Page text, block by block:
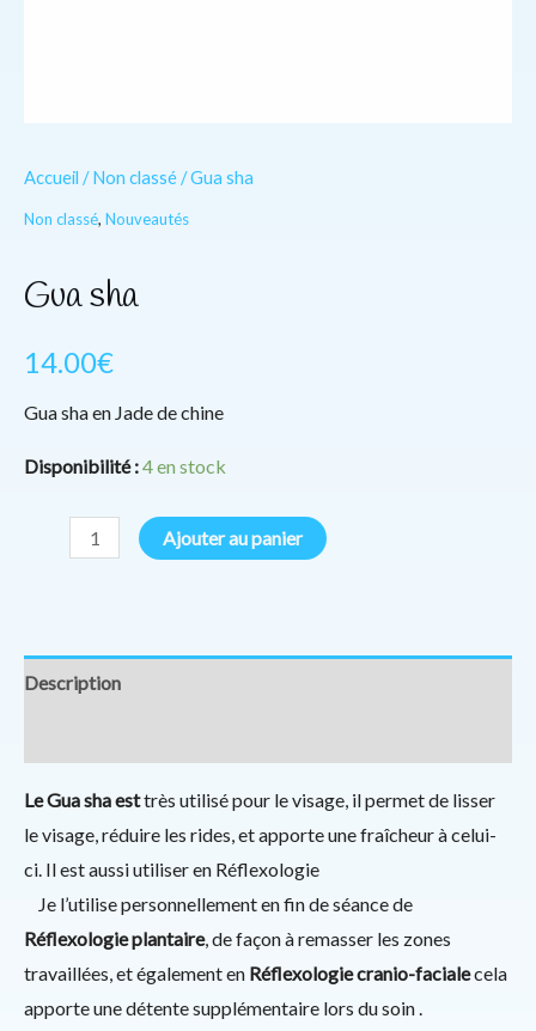
Accueil /Non classé/ Gua sha
Non classé, Nouveautés
Gua sha
14.00€
Gua sha en Jade de chine
Disponibilité :4 en stock
Ajouter au panier
Description
Le Gua sha esttrès utilisé pour le visage, il permet de lisser
le visage, réduire les rides, et apporte une fraîcheur à celui-
ci. Il est aussi utiliser en Réflexologie
Je l’utilise personnellement en fin de séance de
Réflexologie plantaire, de façon à remasser les zones
travaillées, et également en Réflexologie cranio-facialecela
apporte une détente supplémentaire lors du soin .